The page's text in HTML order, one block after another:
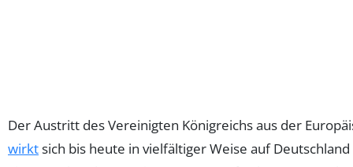
Der Austritt des Vereinigten Königreichs aus der
wirktsich bis heute in vielfältiger Weise auf